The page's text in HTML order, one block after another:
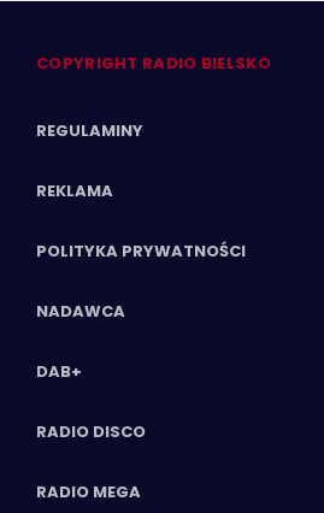
COPYRIGHT RADIO BIELSKO
REGULAMINY
REKLAMA
POLITYKA PRYWATNOŚCI
NADAWCA
DAB+
RADIO DISCO
RADIO MEGA